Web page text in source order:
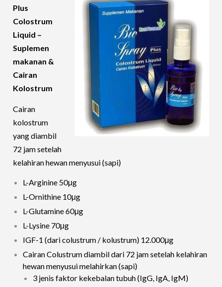
Plus
Colostrum
Liquid –
Suplemen
makanan &
Cairan
Kolostrum
Cairan
kolostrum
yang diambil
72 jam setelah
kelahiran hewan menyusui (sapi)
L-Arginine 50μg
L-Ornithine 10μg
L-Glutamine 60μg
L-Lysine 70μg
IGF-1 (dari colustrum / kolustrum) 12.000μg
Cairan Colustrum diambil dari 72 jam setelah kelahiran
hewan menyusui melahirkan (sapi)
3 jenis faktor kekebalan tubuh (IgG, IgA, IgM)